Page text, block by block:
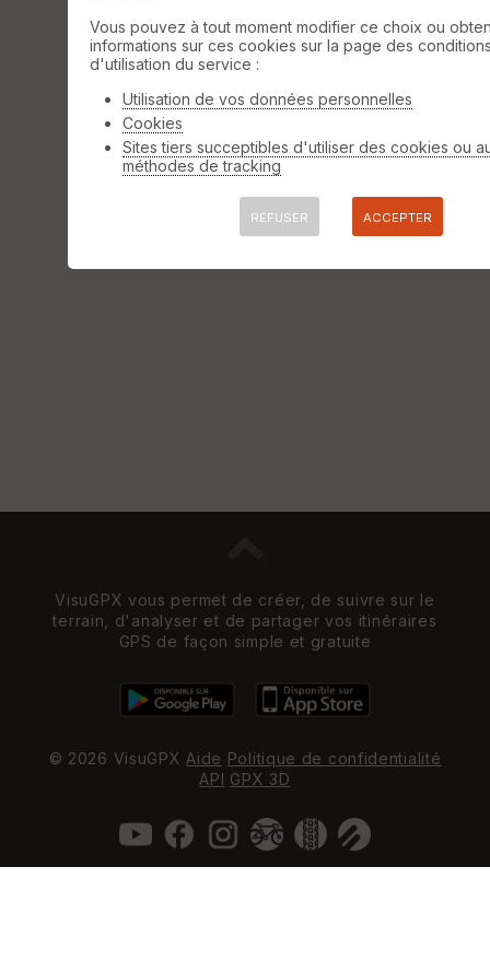
VisuGPX vous permet de créer, de suivre sur le
terrain, d'analyser et de partager vos itinéraires
GPS de façon simple et gratuite
© 2026 VisuGPX Aide Politique de confidentialité
API GPX 3D
Vous pouvez à tout moment modifier ce choix ou
informations sur ces cookies sur la page des
d'utilisation du service :
Utilisation de vos données personnelles
Cookies
Sites tiers succeptibles d'utiliser des cookies ou
méthodes de tracking
REFUSER ACCEPTER